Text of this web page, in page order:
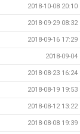
2018-10-08 20:10
2018-09-29 08:32
2018-09-16 17:29
2018-09-04
2018-08-23 16:24
2018-08-19 19:53
2018-08-12 13:22
2018-08-08 19:39